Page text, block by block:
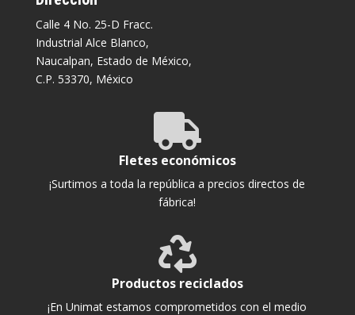
Calle 4 No. 25-D Fracc.
Industrial Alce Blanco,
Naucalpan, Estado de México,
C.P. 53370, México

Fletes económicos
¡Surtimos a toda la república a precios directos de
fábrica!

Productos reciclados
¡En Unimat estamos comprometidos con el medio